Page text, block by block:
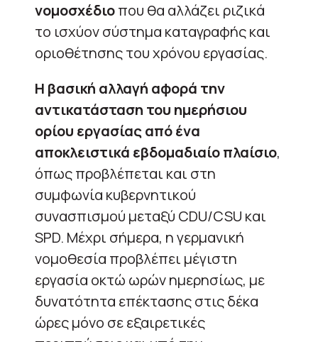
νομοσχέδιοπου θα αλλάζει ριζικά
το ισχύον σύστημα καταγραφής και
οριοθέτησης του χρόνου εργασίας.
Η βασική αλλαγή αφορά την
αντικατάσταση του ημερήσιου
ορίου εργασίας από ένα
αποκλειστικά εβδομαδιαίο πλαίσιο,
όπως προβλέπεται και στη
συμφωνία κυβερνητικού
συνασπισμού μεταξύ CDU/CSU και
SPD. Μέχρι σήμερα, η γερμανική
νομοθεσία προβλέπει μέγιστη
εργασία οκτώ ωρών ημερησίως, με
δυνατότητα επέκτασης στις δέκα
ώρες μόνο σε εξαιρετικές